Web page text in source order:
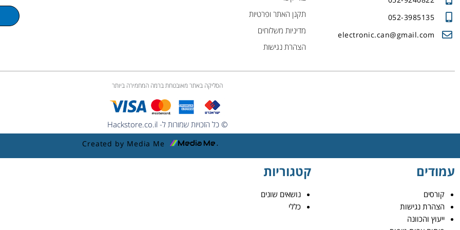
052-3985135
electronic.can@gmail.com
תקנן האתר ופרטיות
מדיניות משלוחים
הצהרת נגישות
הסליקה באתר מאובטחת ברמה המחמירה ביותר
© כל הזכויות שמורות ל- Hackstore.co.il
Created by Media Me
עמודים
קורסים
הצהרת נגישות
ייעוץ והכוונה
קטגוריות
נושאים שונים
כללי